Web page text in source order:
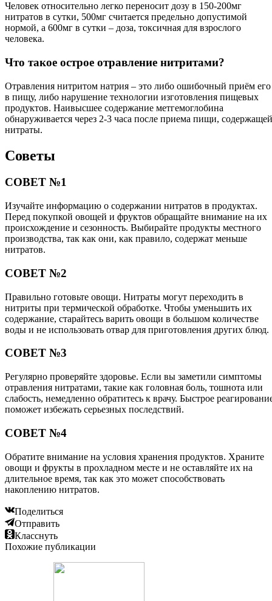
Человек относительно легко переносит дозу в 150-200мг
нитратов в сутки, 500мг считается предельно допустимой
нормой, а 600мг в сутки – доза, токсичная для взрослого
человека.
Что такое острое отравление нитритами?
Отравления нитритом натрия – это либо ошибочный приём его
в пищу, либо нарушение технологии изготовления пищевых
продуктов. Наивысшее содержание метгемоглобина
обнаруживается через 2-3 часа после приема пищи, содержащей
нитраты.
Советы
СОВЕТ №1
Изучайте информацию о содержании нитратов в продуктах.
Перед покупкой овощей и фруктов обращайте внимание на их
происхождение и сезонность. Выбирайте продукты местного
производства, так как они, как правило, содержат меньше
нитратов.
СОВЕТ №2
Правильно готовьте овощи. Нитраты могут переходить в
нитриты при термической обработке. Чтобы уменьшить их
содержание, старайтесь варить овощи в большом количестве
воды и не использовать отвар для приготовления других блюд.
СОВЕТ №3
Регулярно проверяйте здоровье. Если вы заметили симптомы
отравления нитратами, такие как головная боль, тошнота или
слабость, немедленно обратитесь к врачу. Быстрое
поможет избежать серьезных последствий.
СОВЕТ №4
Обратите внимание на условия хранения продуктов. Храните
овощи и фрукты в прохладном месте и не оставляйте их на
длительное время, так как это может способствовать
накоплению нитратов.
Поделиться
Отправить
Класснуть
Похожие публикации